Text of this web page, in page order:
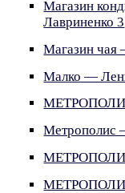
Магазин
Лавриненко 3
Магазин чая
Малко —
Метрополис